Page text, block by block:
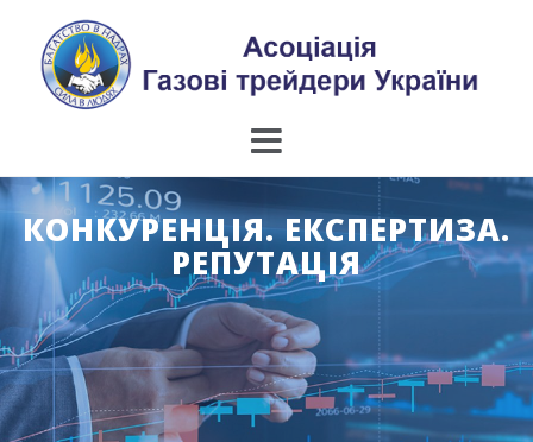
content
КОНКУРЕНЦІЯ. ЕКСПЕРТИЗА.
РЕПУТАЦІЯ